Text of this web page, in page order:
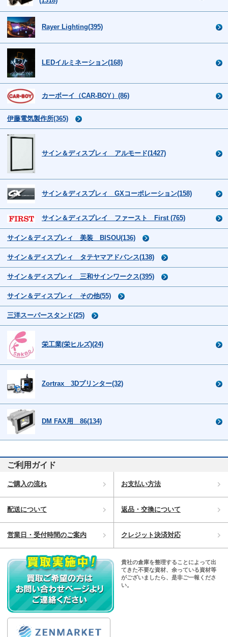
Rayer Lighting(395)
LEDイルミネーション(168)
カーボーイ（CAR-BOY）(86)
伊藤電気製作所(365)
サイン＆ディスプレィ アルモード(1427)
サイン＆ディスプレィ GXコーポレーション(158)
サイン＆ディスプレイ ファースト First (765)
サイン＆ディスプレィ 美装 BISOU(136)
サイン＆ディスプレィ タテヤマアドバンス(138)
サイン＆ディスプレィ 三和サインワークス(395)
サイン＆ディスプレィ その他(55)
三洋スーパースタンド(25)
栄工業(栄ヒルズ)(24)
Zortrax 3Dプリンター(32)
DM FAX用 86(134)
ご利用ガイド
ご購入の流れ お支払い方法
配送について 返品・交換について
営業日・受付時間のご案内 クレジット決済対応
貴社の倉庫を整理することによって出
てきた不要な資材、余っている資材等
がございましたら、是非ご一報くださ
い。